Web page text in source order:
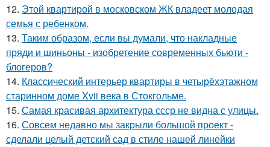
12. Этой квартирой в московском ЖК владеет молодая
семья с ребенком.
13. Таким образом, если вы думали, что накладные
пряди и шиньоны - изобретение современных бьюти -
блогеров?
14. Классический интерьер квартиры в четырёхэтажном
старинном доме Xvii века в Стокгольме.
15. Самая красивая архитектура ссср не видна с улицы.
16. Совсем недавно мы закрыли большой проект -
сделали целый детский сад в стиле нашей линейки